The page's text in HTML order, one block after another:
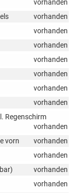
vorhanden
vorhanden
vorhanden
vorhanden
vorhanden
vorhanden
vorhanden
vorhanden
Regenschirm
vorhanden
vorn
vorhanden
vorhanden
vorhanden
vorhanden